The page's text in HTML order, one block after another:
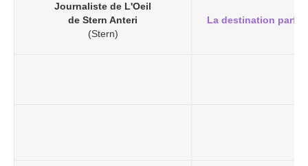
Journaliste de L'Oeil
de Stern Anteri
(Stern)
La destination